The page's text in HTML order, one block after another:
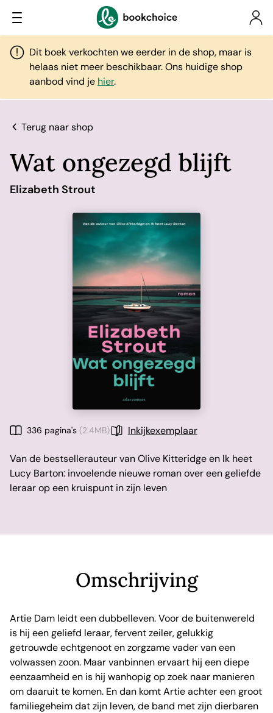
Dit boek verkochten we eerder in de shop, maar is
helaas niet meer beschikbaar. Ons huidige shop
aanbod vind je hier.
Terug naar shop
Wat ongezegd blijft
Elizabeth Strout
336 pagina's (2.4MB) Inkijkexemplaar
Van de bestsellerauteur van Olive Kitteridge en Ik heet
Lucy Barton: invoelende nieuwe roman over een geliefde
leraar op een kruispunt in zijn leven
Omschrijving
Artie Dam leidt een dubbelleven. Voor de buitenwereld
is hij een geliefd leraar, fervent zeiler, gelukkig
getrouwde echtgenoot en zorgzame vader van een
volwassen zoon. Maar vanbinnen ervaart hij een diepe
eenzaamheid en is hij wanhopig op zoek naar manieren
om daaruit te komen. En dan komt Artie achter een groot
familiegeheim dat zijn leven, de band met zijn dierbaren